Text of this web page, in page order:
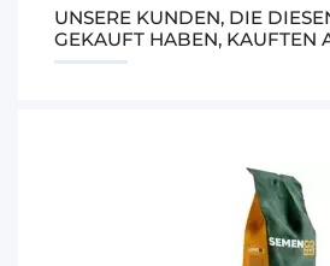
UNSERE KUNDEN, DIE
GEKAUFT HABEN, KAUFTEN